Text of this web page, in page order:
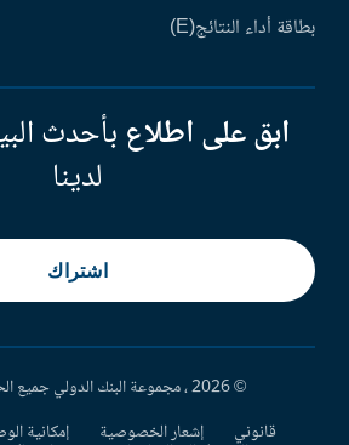
بطاقة أداء النتائج(E)
ابق على اطلاع بأحدث
لدينا
اشتراك
© 2026 ، مجموعة البنك الدولي جميع الحقوق محفوظة.
قانوني
إشعار الخصوصية إمكانية